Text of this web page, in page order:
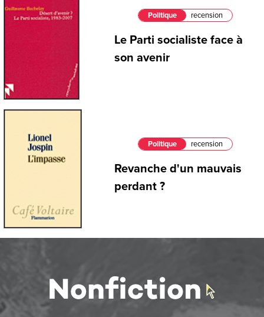
Politique recension
Le Parti socialiste face à
son avenir
Politique recension
Revanche d'un mauvais
perdant ?